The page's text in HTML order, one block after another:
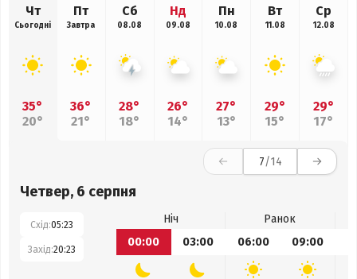
Чт
Сьогодні
35°
20°
Пт
Завтра
36°
21°
Сб
08.08
28°
18°
Нд
09.08
26°
14°
Пн
10.08
27°
13°
Вт
11.08
29°
15°
Ср
12.08
29°
17°
7/14
Четвер, 6 серпня
Схід:05:23
Захід:20:23
Ніч
Ранок
00:00
03:00 06:00 09:00